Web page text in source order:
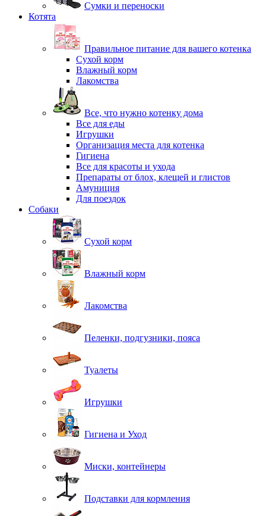
Сумки и переноски
Котята
Правильное питание для вашего котенка
Сухой корм
Влажный корм
Лакомства
Все, что нужно котенку дома
Все для еды
Игрушки
Организация места для котенка
Гигиена
Все для красоты и ухода
Препараты от блох, клещей и глистов
Амуниция
Для поездок
Собаки
Сухой корм
Влажный корм
Лакомства
Пеленки, подгузники, пояса
Туалеты
Игрушки
Гигиена и Уход
Миски, контейнеры
Подставки для кормления